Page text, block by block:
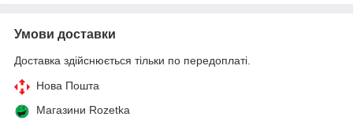
Умови доставки
Доставка здійснюється тільки по передоплаті.
Нова Пошта
Магазини Rozetka